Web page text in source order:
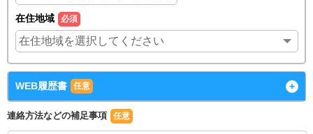
在住地域 必須
WEB履歴書 任意 +
連絡方法などの補足事項 任意